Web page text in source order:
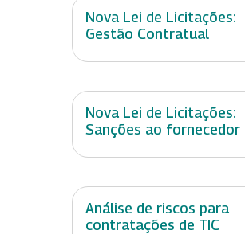
Nova Lei de Licitações:
Gestão Contratual
Nova Lei de Licitações:
Sanções ao fornecedor
Análise de riscos para
contratações de TIC